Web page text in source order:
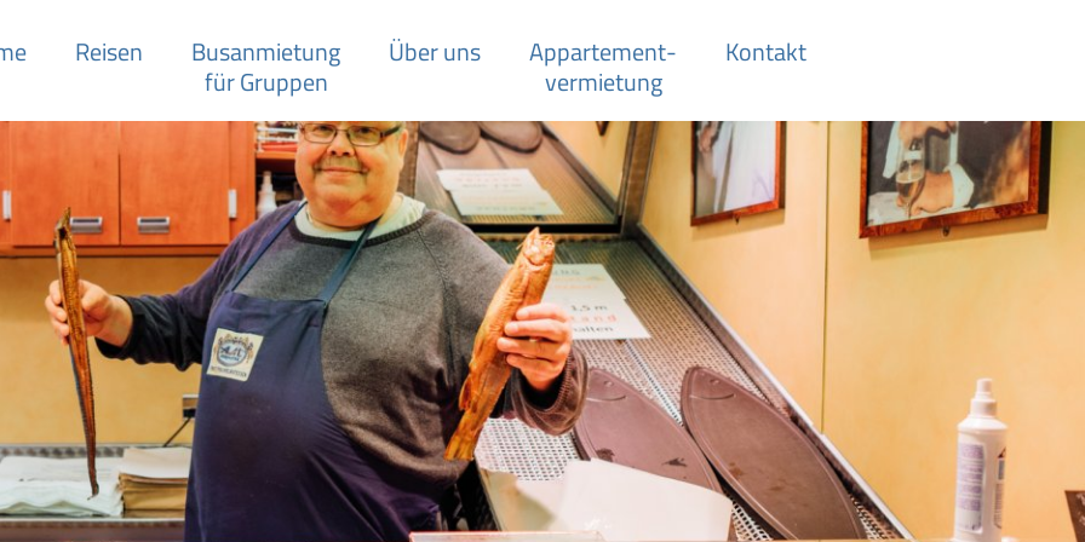
Reisen
Busanmietung
für Gruppen
Über uns
Appartement­-
vermietung
Kontakt